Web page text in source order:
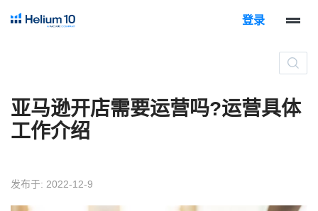
登录
亚马逊开店需要运营吗?运营具体
工作介绍
发布于: 2022-12-9